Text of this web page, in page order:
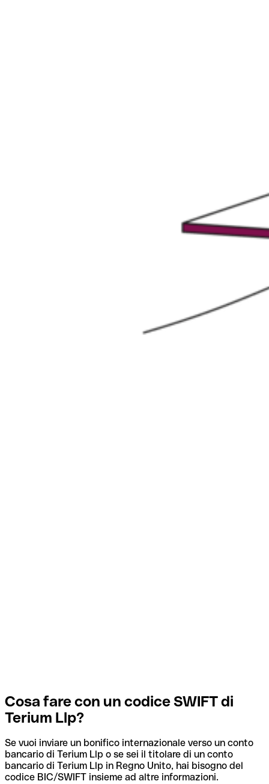
Cosa fare con un codice SWIFT di
Terium Llp?
Se vuoi inviare un bonifico internazionale verso un conto
bancario di Terium Llp o se sei il titolare di un conto
bancario di Terium Llp in Regno Unito, hai bisogno del
codice BIC/SWIFT insieme ad altre informazioni.